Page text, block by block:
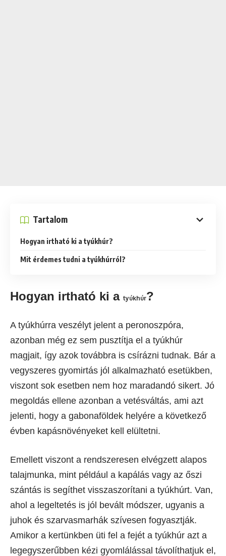
Tartalom
Hogyan irtható ki a tyúkhúr?
Mit érdemes tudni a tyúkhúrról?
Hogyan irtható ki a tyúkhúr?
A tyúkhúrra veszélyt jelent a peronoszpóra,
azonban még ez sem pusztítja el a tyúkhúr
magjait, így azok továbbra is csírázni tudnak. Bár a
vegyszeres gyomirtás jól alkalmazható esetükben,
viszont sok esetben nem hoz maradandó sikert. Jó
megoldás ellene azonban a vetésváltás, ami azt
jelenti, hogy a gabonaföldek helyére a következő
évben kapásnövényeket kell elültetni.
Emellett viszont a rendszeresen elvégzett alapos
talajmunka, mint például a kapálás vagy az őszi
szántás is segíthet visszaszorítani a tyúkhúrt. Van,
ahol a legeltetés is jól bevált módszer, ugyanis a
juhok és szarvasmarhák szívesen fogyasztják.
Amikor a kertünkben üti fel a fejét a tyúkhúr azt a
legegyszerűbben kézi gyomlálással távolíthatjuk el,